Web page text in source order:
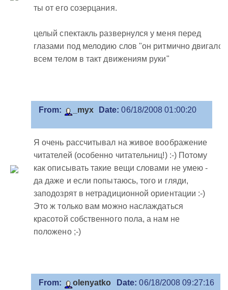
ты от его созерцания.
целый спектакль развернулся у меня перед
глазами под мелодию слов "он ритмично двигался
всем телом в такт движениям руки"
From: _myx Date: 06/18/2008 01:00:20
Я очень рассчитывал на живое воображение
читателей (особенно читательниц!) :-) Потому
как описывать такие вещи словами не умею -
да даже и если попытаюсь, того и гляди,
заподозрят в нетрадиционной ориентации :-)
Это ж только вам можно наслаждаться
красотой собственного пола, а нам не
положено ;-)
From: olenyatko Date: 06/18/2008 09:27:16